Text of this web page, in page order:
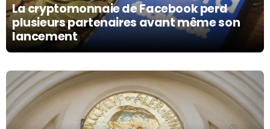
La cryptomonnaie de Facebook perd
plusieurs partenaires avant même son
lancement